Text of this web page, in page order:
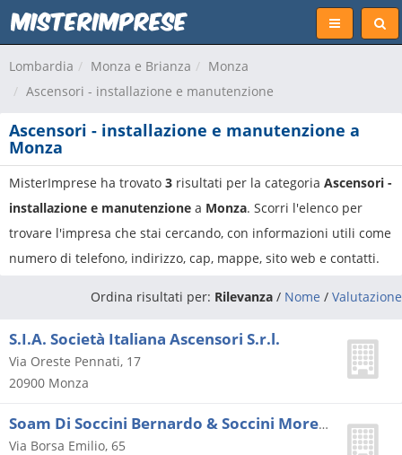
Lombardia Monza e Brianza
Monza
Ascensori - installazione e manutenzione
Ascensori - installazione e manutenzione a
Monza
MisterImprese ha trovato 3 risultati per la categoria Ascensori -
installazione e manutenzione a Monza. Scorri l'elenco per
trovare l'impresa che stai cercando, con informazioni utili come
numero di telefono, indirizzo, cap, mappe, sito web e contatti.
Ordina risultati per: Rilevanza / Nome / Valutazione
S.I.A. Società Italiana Ascensori S.r.l.
Via Oreste Pennati, 17
20900 Monza
Soam Di Soccini Bernardo & Soccini Moreno
Via Borsa Emilio, 65